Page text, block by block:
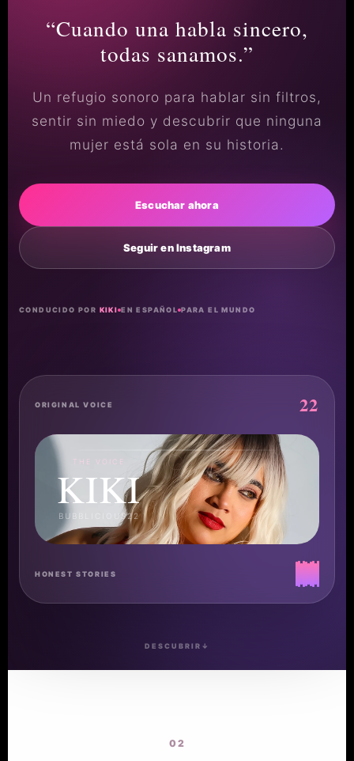
“Cuando una habla sincero,
todas sanamos.”
Un refugio sonoro para hablar sin filtros,
sentir sin miedo y descubrir que ninguna
mujer está sola en su historia.
Escuchar ahora
Seguir en Instagram
CONDUCIDO POR KIKI EN ESPAÑOL PARA EL MUNDO
ORIGINAL VOICE 22
THE VOICE
KIKI
BUBBLICIOUS22
HONEST STORIES
DESCUBRIR ↓
02